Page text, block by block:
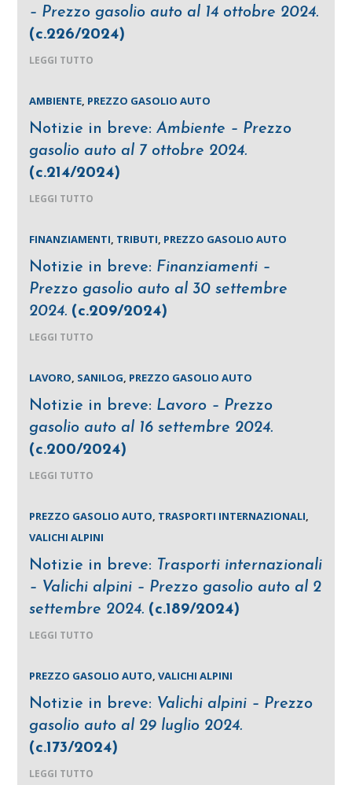
– Prezzo gasolio auto al 14 ottobre 2024.
(c.226/2024)
LEGGI TUTTO
AMBIENTE, PREZZO GASOLIO AUTO
Notizie in breve:Ambiente – Prezzo
gasolio auto al 7 ottobre 2024.
(c.214/2024)
LEGGI TUTTO
FINANZIAMENTI, TRIBUTI, PREZZO GASOLIO AUTO
Notizie in breve: Finanziamenti –
Prezzo gasolio auto al 30 settembre
2024. (c.209/2024)
LEGGI TUTTO
LAVORO, SANILOG, PREZZO GASOLIO AUTO
Notizie in breve: Lavoro – Prezzo
gasolio auto al 16 settembre 2024.
(c.200/2024)
LEGGI TUTTO
PREZZO GASOLIO AUTO, TRASPORTI INTERNAZIONALI,
VALICHI ALPINI
Notizie in breve: Trasporti internazionali
– Valichi alpini – Prezzo gasolio auto al 2
settembre 2024. (c.189/2024)
LEGGI TUTTO
PREZZO GASOLIO AUTO,VALICHI ALPINI
Notizie in breve: Valichi alpini – Prezzo
gasolio auto al 29 luglio 2024.
(c.173/2024)
LEGGI TUTTO